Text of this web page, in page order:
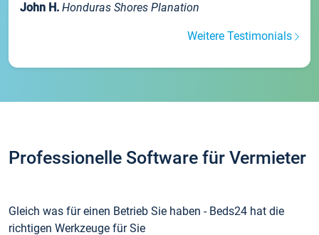
John H. Honduras Shores Planation
Weitere Testimonials
Professionelle Software für Vermieter
Gleich was für einen Betrieb Sie haben - Beds24 hat die
richtigen Werkzeuge für Sie